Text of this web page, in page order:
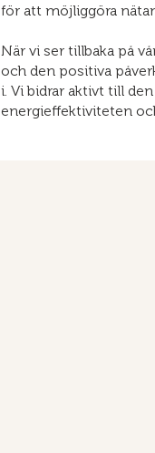
för att möjliggöra
När vi ser tillbaka på
och den positiva
i. Vi bidrar aktivt till
energieffektiviteten